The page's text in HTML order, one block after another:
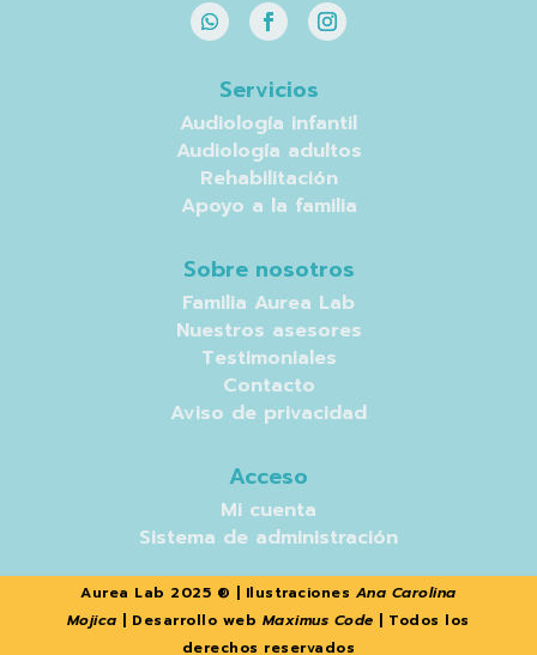
Servicios
Audiología infantil
Audiología adultos
Rehabilitación
Apoyo a la familia
Sobre nosotros
Familia Aurea Lab
Nuestros asesores
Testimoniales
Contacto
Aviso de privacidad
Acceso
Mi cuenta
Sistema de administración
Aurea Lab 2025 ® | Ilustraciones Ana Carolina
Mojica | Desarrollo web Maximus Code | Todos los
derechos reservados